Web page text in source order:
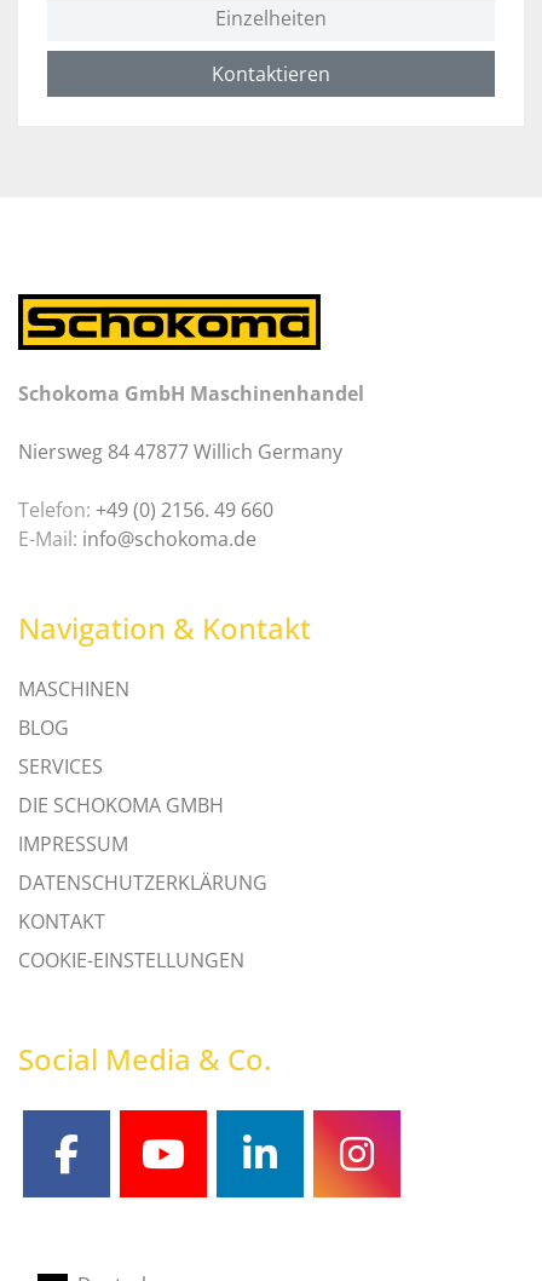
Einzelheiten
Kontaktieren
Schokoma GmbH Maschinenhandel
Niersweg 84 47877 Willich Germany
Telefon: +49 (0) 2156. 49 660
E-Mail: info@schokoma.de
Navigation & Kontakt
MASCHINEN
BLOG
SERVICES
DIE SCHOKOMA GMBH
IMPRESSUM
DATENSCHUTZERKLÄRUNG
KONTAKT
COOKIE-EINSTELLUNGEN
Social Media & Co.
facebookyoutubelinkedininstagram